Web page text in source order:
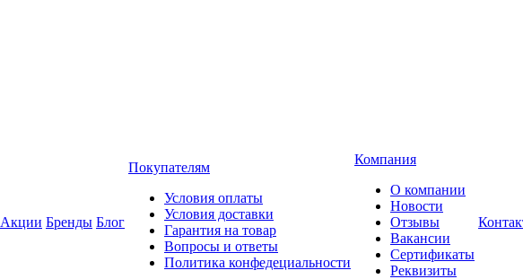
Акции Бренды Блог
Покупателям
Условия оплаты
Условия доставки
Гарантия на товар
Вопросы и ответы
Политика конфедециальности
Компания
О компании
Новости
Отзывы
Вакансии
Сертификаты
Реквизиты